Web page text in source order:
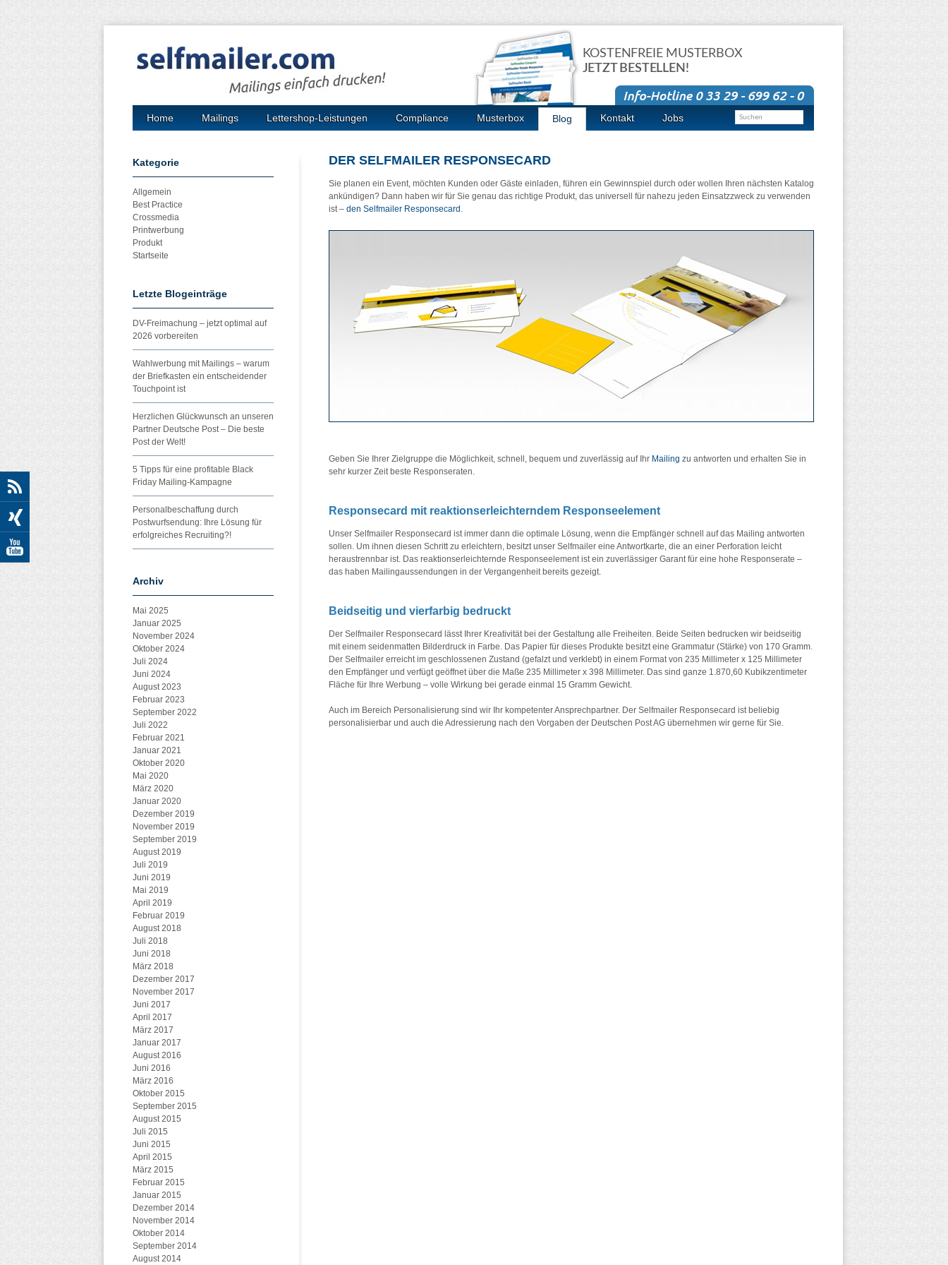
KOSTENFREIE MUSTERBOX
JETZT BESTELLEN!
Home Mailings Lettershop-Leistungen Compliance Musterbox Blog Kontakt Jobs
DER SELFMAILER RESPONSECARD
Sie planen ein Event, möchten Kunden oder Gäste einladen, führen ein Gewinnspiel durch oder wollen Ihren nächsten Katalog
ankündigen? Dann haben wir für Sie genau das richtige Produkt, das universell für nahezu jeden Einsatzzweck zu verwenden
ist –den Selfmailer Responsecard .
Geben Sie Ihrer Zielgruppe die Möglichkeit, schnell, bequem und zuverlässig auf Ihr Mailing zu antworten und erhalten Sie in
sehr kurzer Zeit beste Responseraten.
Responsecard mit reaktionserleichterndem Responseelement
Unser Selfmailer Responsecard ist immer dann die optimale Lösung, wenn die Empfänger schnell auf das Mailing antworten
sollen. Um ihnen diesen Schritt zu erleichtern, besitzt unser Selfmailer eine Antwortkarte, die an einer Perforation leicht
heraustrennbar ist. Das reaktionserleichternde Responseelement ist ein zuverlässiger Garant für eine hohe Responserate –
das haben Mailingaussendungen in der Vergangenheit bereits gezeigt.
Beidseitig und vierfarbig bedruckt
Der Selfmailer Responsecard lässt Ihrer Kreativität bei der Gestaltung alle Freiheiten. Beide Seiten bedrucken wir beidseitig
mit einem seidenmatten Bilderdruck in Farbe. Das Papier für dieses Produkte besitzt eine Grammatur (Stärke) von 170 Gramm.
Der Selfmailer erreicht im geschlossenen Zustand (gefalzt und verklebt) in einem Format von 235 Millimeter x 125 Millimeter
den Empfänger und verfügt geöffnet über die Maße 235 Millimeter x 398 Millimeter. Das sind ganze 1.870,60 Kubikzentimeter
Fläche für Ihre Werbung – volle Wirkung bei gerade einmal 15 Gramm Gewicht.
Auch im Bereich Personalisierung sind wir Ihr kompetenter Ansprechpartner. Der Selfmailer Responsecard ist beliebig
personalisierbar und auch die Adressierung nach den Vorgaben der Deutschen Post AG übernehmen wir gerne für Sie.
Kategorie
Allgemein
Best Practice
Crossmedia
Printwerbung
Produkt
Startseite
Letzte Blogeinträge
DV-Freimachung – jetzt optimal auf
2026 vorbereiten
Wahlwerbung mit Mailings – warum
der Briefkasten ein entscheidender
Touchpoint ist
Herzlichen Glückwunsch an unseren
Partner Deutsche Post – Die beste
Post der Welt!
5 Tipps für eine profitable Black
Friday Mailing-Kampagne
Personalbeschaffung durch
Postwurfsendung: Ihre Lösung für
erfolgreiches Recruiting?!
Archiv
Mai 2025
Januar 2025
November 2024
Oktober 2024
Juli 2024
Juni 2024
August 2023
Februar 2023
September 2022
Juli 2022
Februar 2021
Januar 2021
Oktober 2020
Mai 2020
März 2020
Januar 2020
Dezember 2019
November 2019
September 2019
August 2019
Juli 2019
Juni 2019
Mai 2019
April 2019
Februar 2019
August 2018
Juli 2018
Juni 2018
März 2018
Dezember 2017
November 2017
Juni 2017
April 2017
März 2017
Januar 2017
August 2016
Juni 2016
März 2016
Oktober 2015
September 2015
August 2015
Juli 2015
Juni 2015
April 2015
März 2015
Februar 2015
Januar 2015
Dezember 2014
November 2014
Oktober 2014
September 2014
August 2014